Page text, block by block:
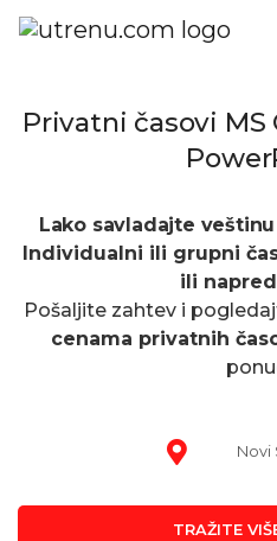
Privatni časovi
Lako savladajte
Individualni ili grupni
ili
Pošaljite zahtev i
cenama privatnih
Novi
TRAŽITE